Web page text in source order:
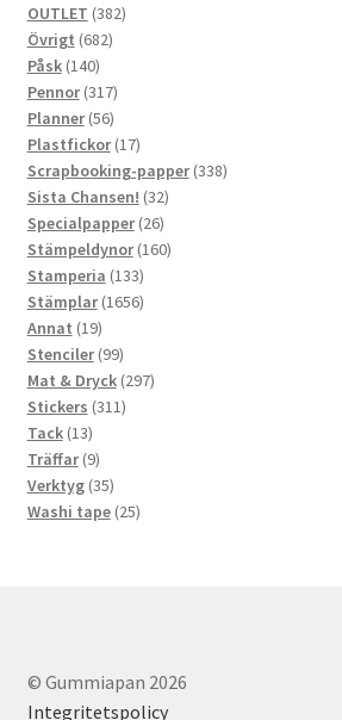
produkter
OUTLET 382382
Övrigt 682682
Påsk 140140
produkter
Pennor 317317
produkter
Planner 5656
produkter
Plastfickor 1717
produkter
Scrapbooking-papper 338338
Sista Chansen! 3232
produkter
Specialpapper 2626
produkter
Stämpeldynor 160160
Stamperia 133133
produkter
Stämplar 16561656
Annat 1919
produkter
Stenciler 9999
produkter
Mat & Dryck 297297
Stickers 311311
Tack 1313
produkter
Träffar 99
produkter
Verktyg 3535
produkter
Washi tape 2525
© Gummiapan 2026
Integritetspolicy